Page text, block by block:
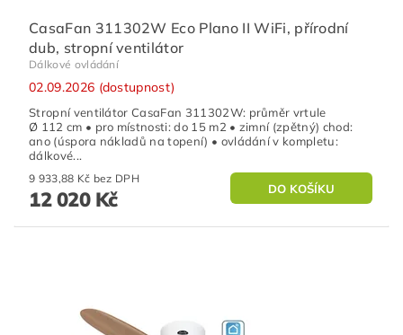
CasaFan 311302W Eco Plano II WiFi, přírodní
dub, stropní ventilátor
Dálkové ovládání
02.09.2026 (dostupnost)
Stropní ventilátor CasaFan 311302W: průměr vrtule
Ø 112 cm • pro místnosti: do 15 m2 • zimní (zpětný) chod:
ano (úspora nákladů na topení) • ovládání v kompletu:
dálkové...
9 933,88 Kč bez DPH
12 020 Kč